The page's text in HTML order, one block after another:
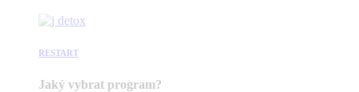
RESTART
Jaký vybrat program?